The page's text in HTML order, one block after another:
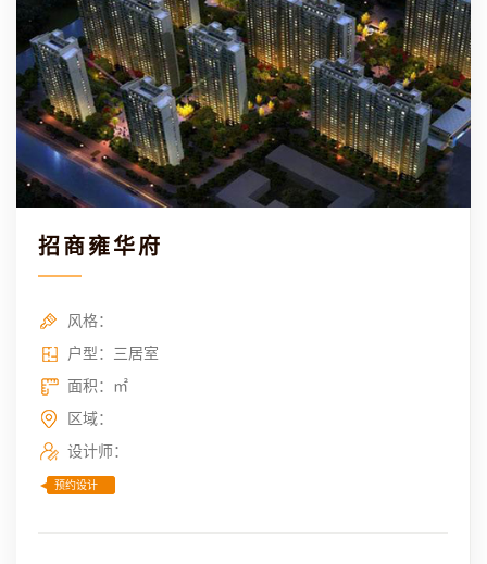
招商雍华府
风格：
户型：三居室
面积：㎡
区域：
设计师：
预约设计